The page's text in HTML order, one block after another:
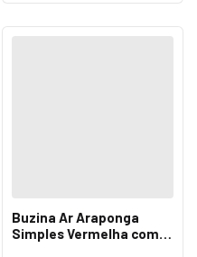
Buzina Ar Araponga
Simples Vermelha com